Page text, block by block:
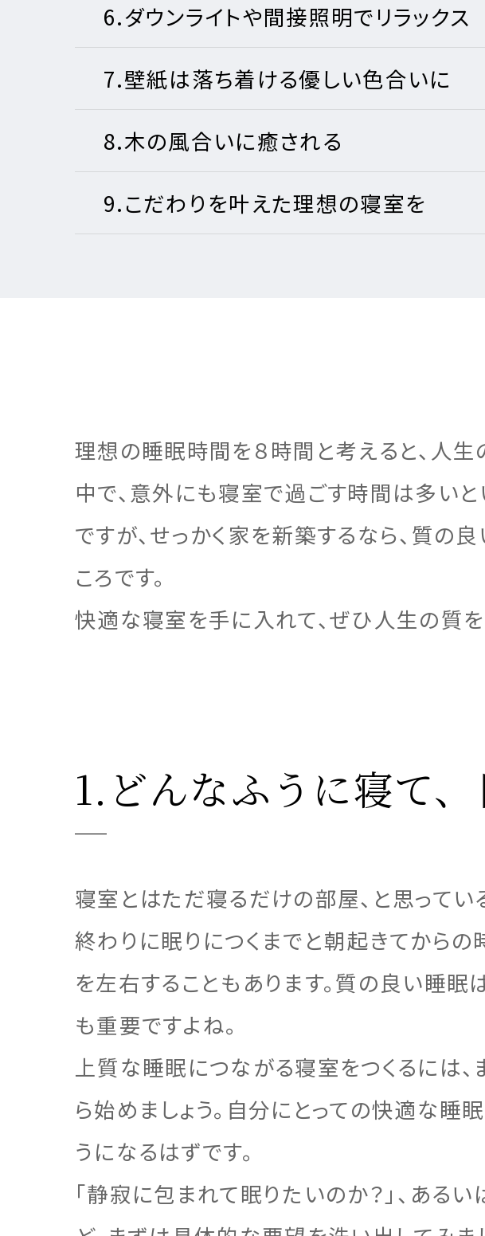
6.ダウンライトや間接照明でリラックス
7.壁紙は落ち着ける優しい色合いに
8.木の風合いに癒される
9.こだわりを叶えた理想の寝室を
理想の睡眠時間を８時間と考えると、人
中で、意外にも寝室で過ごす時間は多いと
ですが、せっかく家を新築するなら、質の
ころです。
快適な寝室を手に入れて、ぜひ人生の質を
1.どんなふうに寝て
寝室とはただ寝るだけの部屋、と思ってい
終わりに眠りにつくまでと朝起きてから
を左右することもあります。質の良い睡眠
も重要ですよね。
上質な睡眠につながる寝室をつくるには
ら始めましょう。自分にとっての快適な睡
うになるはずです。
「静寂に包まれて眠りたいのか？」、ある